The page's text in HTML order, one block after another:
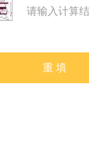
请输入计算